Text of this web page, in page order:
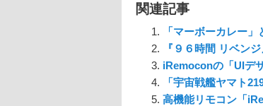
関連記事
「マーボーカレー
『９６時間 リベン
iRemoconの「UIデ
「宇宙戦艦ヤマト
高機能リモコン「